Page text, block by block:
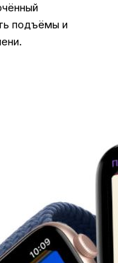
подъёмы и